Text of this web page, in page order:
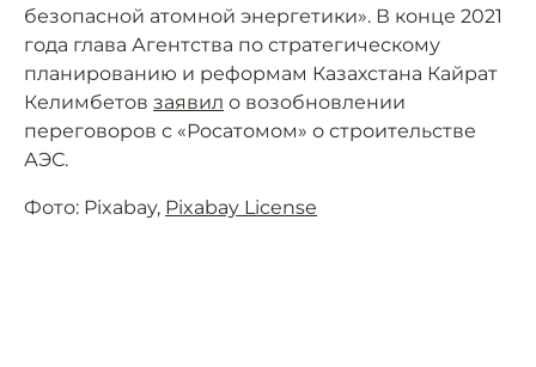
безопасной атомной энергетики». В конце 2021
года глава Агентства по стратегическому
планированию и реформам Казахстана Кайрат
Келимбетов заявил о возобновлении
переговоров с «Росатомом» о строительстве
АЭС.
Фото: Pixabay, Pixabay License